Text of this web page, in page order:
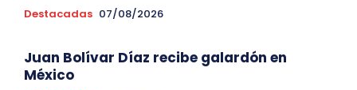
Destacadas 07/08/2026
Juan Bolívar Díaz recibe galardón en
México